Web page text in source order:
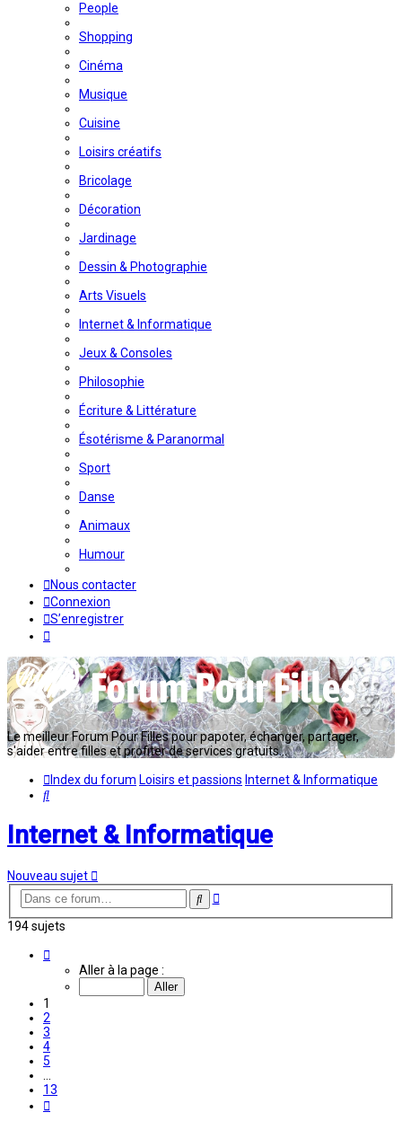
People
Shopping
Cinéma
Musique
Cuisine
Loisirs créatifs
Bricolage
Décoration
Jardinage
Dessin & Photographie
Arts Visuels
Internet & Informatique
Jeux & Consoles
Philosophie
Écriture & Littérature
Ésotérisme & Paranormal
Sport
Danse
Animaux
Humour
Nous contacter
Connexion
S’enregistrer
Le meilleur Forum Pour Filles pour papoter, échanger, partager,
s'aider entre filles et profiter de services gratuits...
Index du forum Loisirs et passions Internet & Informatique
Rechercher
Internet & Informatique
Nouveau sujet
Rechercher
Recherche
194 sujets
Aller à la page :
1
2
3
4
5
13